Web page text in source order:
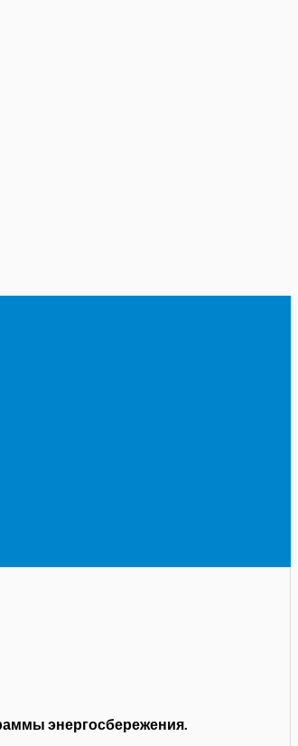
энергосбережения.